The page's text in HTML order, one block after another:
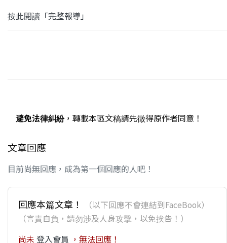
按此閱讀「完整報導」
避免法律糾紛，轉載本區文稿請先徵得原作者同意！
文章回應
目前尚無回應，成為第一個回應的人吧！
回應本篇文章！
（以下回應不會連結到FaceBook）
（言責自負，請勿涉及人身攻擊，以免挨告！）
尚未 登入會員 ，無法回應！